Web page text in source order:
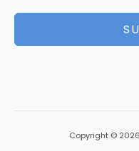
Copyright © 2026